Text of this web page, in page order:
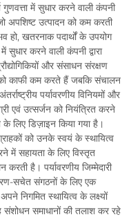
में सुधार करने वाली कंपनी
अपशिष्ट उत्पादन को कम करती
खतरनाक पदार्थों के उपयोग
करने वाली कंपनी द्वारा
और संसाधन संरक्षण
को काफी कम करते हैं जबकि संचालन
पर्यावरणीय विनियमों और
एवं उत्सर्जन को नियंत्रित करने
के लिए डिज़ाइन किया गया है।
को उनके स्वयं के स्थायित्व
में सहायता के लिए विस्तृत
करती है। पर्यावरणीय जिम्मेदारी
सचेत संगठनों के लिए एक
निगमित स्थायित्व के लक्ष्यों
समाधानों की तलाश कर रहे